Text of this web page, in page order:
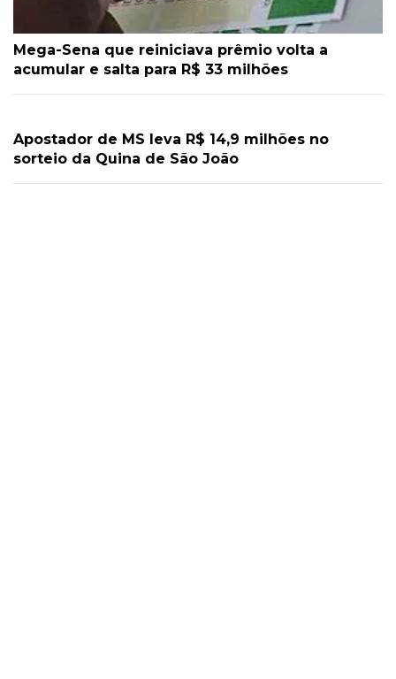
Mega-Sena que reiniciava prêmio volta a
acumular e salta para R$ 33 milhões
Apostador de MS leva R$ 14,9 milhões no
sorteio da Quina de São João